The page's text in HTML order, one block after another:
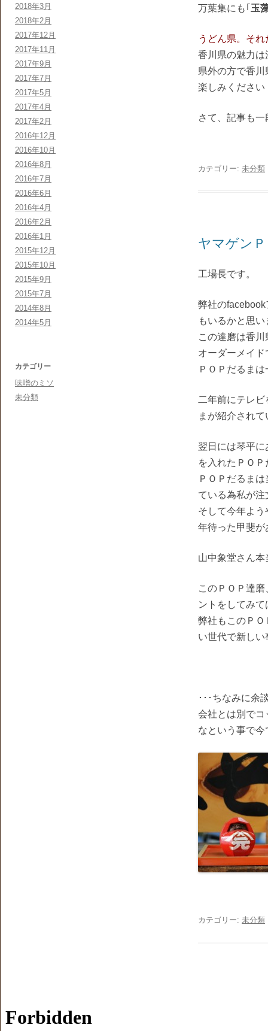
万葉集にも｢ 玉
うどん県。そ
香川県の魅力
県外の方で香
楽しみください
さて、記事も
カテゴリー:未分類
ヤマゲン
工場長です。
弊社の
もいるかと思い
この達磨は香
オーダーメイ
ＰＯＰだるま
二年前にテレ
まが紹介され
翌日には琴平
を入れたＰＯ
ＰＯＰだるま
ている為私が
そして今年よ
年待った甲斐が
山中象堂さん
このＰＯＰ達
ントをしてみ
弊社もこのＰ
い世代で新し
･･･ちなみに余
会社とは別で
なという事で
カテゴリー:未分類
2018年3月
2018年2月
2017年12月
2017年11月
2017年9月
2017年7月
2017年5月
2017年4月
2017年2月
2016年12月
2016年10月
2016年8月
2016年7月
2016年6月
2016年4月
2016年2月
2016年1月
2015年12月
2015年10月
2015年9月
2015年7月
2014年8月
2014年5月
カテゴリー
味噌のミソ
未分類